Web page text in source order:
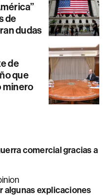
de
dudas
de
que
minero
comercial gracias a
algunas explicaciones